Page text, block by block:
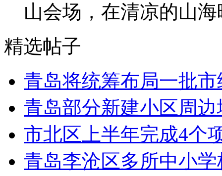
山会场，在清凉的山
精选帖子
青岛将统筹布局一批市
青岛部分新建小区周
市北区上半年完成4个
青岛李沧区多所中小